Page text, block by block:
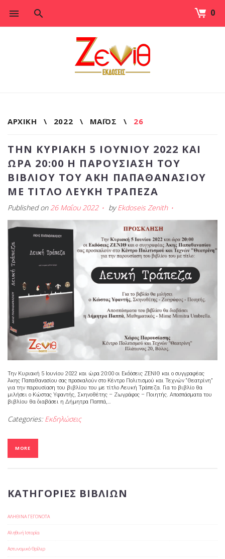
0
ΑΡΧΙΚΉ \ 2022 \ ΜΆΙΟΣ \ 26
26
ΜΑΪ́ΟΥ
2022
ΤΗΝ ΚΥΡΙΑΚΉ 5 ΙΟΥΝΊΟΥ 2022 ΚΑΙ
ΏΡΑ 20:00 Η ΠΑΡΟΥΣΊΑΣΗ ΤΟΥ
ΒΙΒΛΊΟΥ ΤΟΥ ΆΚΗ ΠΑΠΑΘΑΝΑΣΊΟΥ
ΜΕ ΤΊΤΛΟ ΛΕΥΚΉ ΤΡΆΠΕΖΑ
Published on 26 Μαΐου 2022 byEkdoseis Zenith
Την Κυριακή 5 Ιουνίου 2022 και ώρα 20:00 οι Εκδόσεις ΖΕΝΙΘ και ο συγγραφέας
Άκης Παπαθανασίου σας προσκαλούν στο Κέντρο Πολιτισμού και Τεχνών “Θεατρίνη”
για την παρουσίαση του βιβλίου του με τίτλο Λευκή Τράπεζα. Για το βιβλίο θα
μιλήσει ο Κώστας Υφαντής, Σκηνοθέτης – Ζωγράφος – Ποιητής. Αποσπάσματα του
βιβλίου θα διαβάσει η Δήμητρα Παππά,…
Categories: Εκδηλώσεις
MORE
ΚΑΤΗΓΟΡΊΕΣ ΒΙΒΛΊΩΝ
ΑΛΗΘΙΝΑ ΓΕΓΟΝΟΤΑ
Αληθινή Ιστορία
Αστυνομικό Θρίλερ